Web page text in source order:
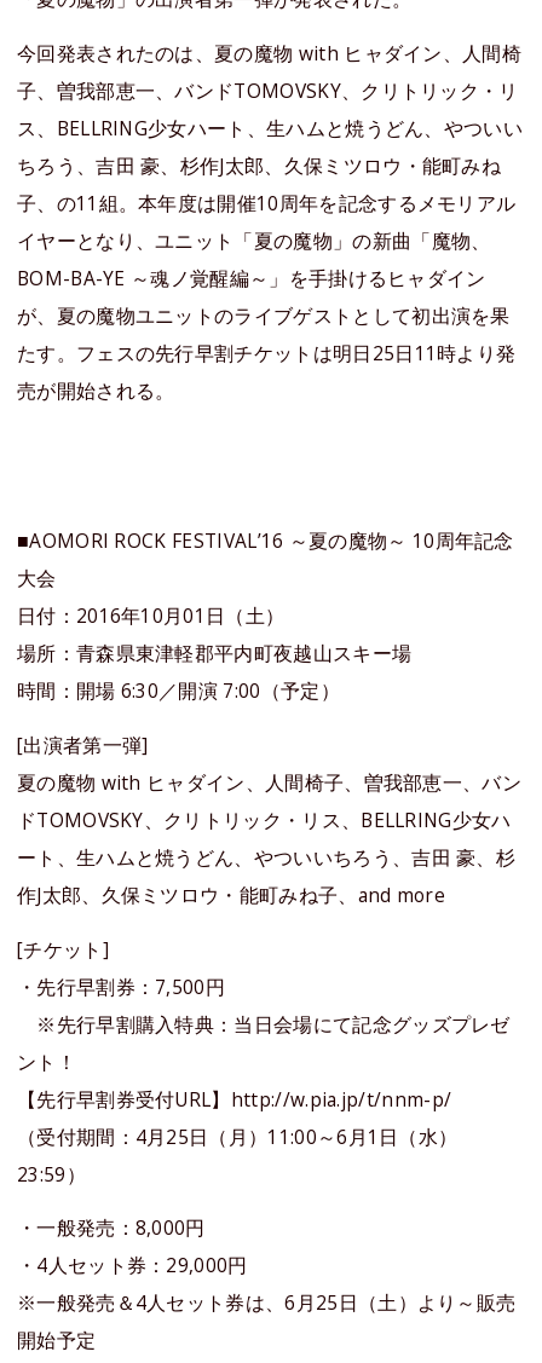
今回発表されたのは、夏の魔物 with ヒャダイン、人間椅
子、曽我部恵一、バンドTOMOVSKY、クリトリック・リ
ス、BELLRING少女ハート、生ハムと焼うどん、やついい
ちろう、吉田 豪、杉作J太郎、久保ミツロウ・能町みね
子、の11組。本年度は開催10周年を記念するメモリアル
イヤーとなり、ユニット「夏の魔物」の新曲「魔物、
BOM-BA-YE ～魂ノ覚醒編～」を手掛けるヒャダイン
が、夏の魔物ユニットのライブゲストとして初出演を果
たす。フェスの先行早割チケットは明日25日11時より発
売が開始される。
■AOMORI ROCK FESTIVAL’16 ～夏の魔物～ 10周年記念
大会
日付：2016年10月01日（土）
場所：青森県東津軽郡平内町夜越山スキー場
時間：開場 6:30／開演 7:00（予定）
[出演者第一弾]
夏の魔物 with ヒャダイン、人間椅子、曽我部恵一、バン
ドTOMOVSKY、クリトリック・リス、BELLRING少女ハ
ート、生ハムと焼うどん、やついいちろう、吉田 豪、杉
作J太郎、久保ミツロウ・能町みね子、and more
[チケット]
・先行早割券：7,500円
※先行早割購入特典：当日会場にて記念グッズプレゼ
ント！
【先行早割券受付URL】http://w.pia.jp/t/nnm-p/
（受付期間：4月25日（月）11:00～6月1日（水）
23:59）
・一般発売：8,000円
・4人セット券：29,000円
※一般発売＆4人セット券は、6月25日（土）より～販売
開始予定